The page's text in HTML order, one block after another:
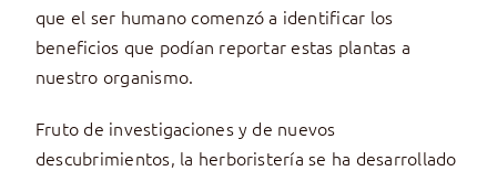
que el ser humano comenzó a identificar los
beneficios que podían reportar estas plantas a
nuestro organismo.
Fruto de investigaciones y de nuevos
descubrimientos, la herboristería se ha desarrollado